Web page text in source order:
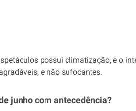
possui climatização, e o
e não sufocantes.
junho com antecedência?